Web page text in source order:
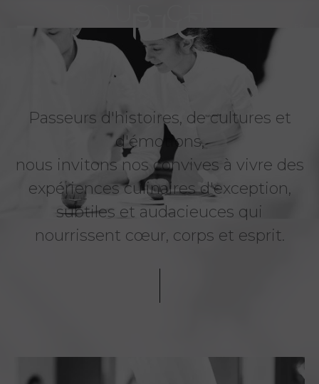
Passeurs d'histoires, de cultures et
d'émotions,
nous invitons nos convives à vivre des
expériences culinaires d'exception,
subtiles et audacieuces qui
nourrissent cœur, corps et esprit.